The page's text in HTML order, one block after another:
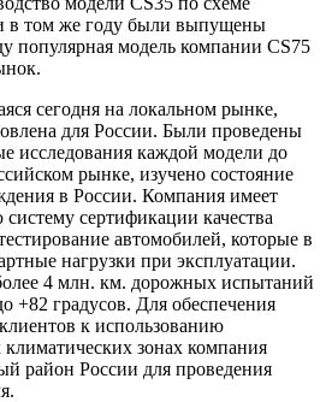
в том же году были выпущены
популярная модель компании CS75
сегодня на локальном рынке,
для России. Были проведены
исследования каждой модели до
рынке, изучено состояние
в России. Компания имеет
сертификации качества
автомобилей, которые в
нагрузки при эксплуатации.
4 млн. км. дорожных испытаний
+82 градусов. Для обеспечения
к использованию
зонах компания
район России для проведения